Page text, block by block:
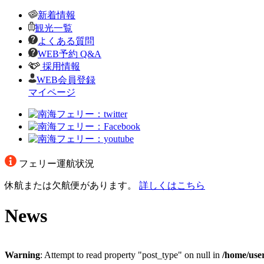
新着情報
観光一覧
よくある質問
WEB予約 Q&A
採用情報
WEB会員登録
マイページ
フェリー運航状況
休航または欠航便があります。 詳しくはこちら
News
Warning: Attempt to read property "post_type" on null in /home/